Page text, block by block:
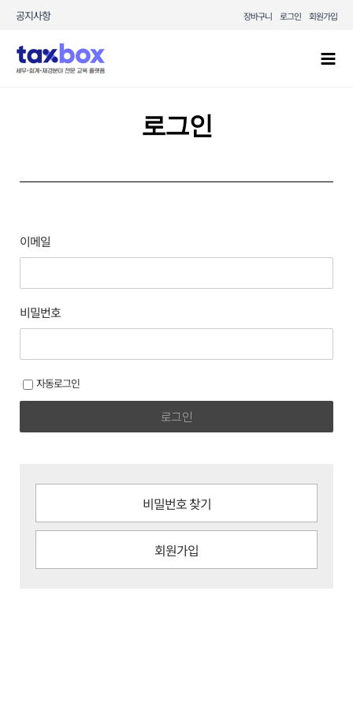
콘텐츠로
공지사항 장바구니 로그인 회원가입
로그인
이메일
비밀번호
자동로그인
로그인
비밀번호 찾기
회원가입